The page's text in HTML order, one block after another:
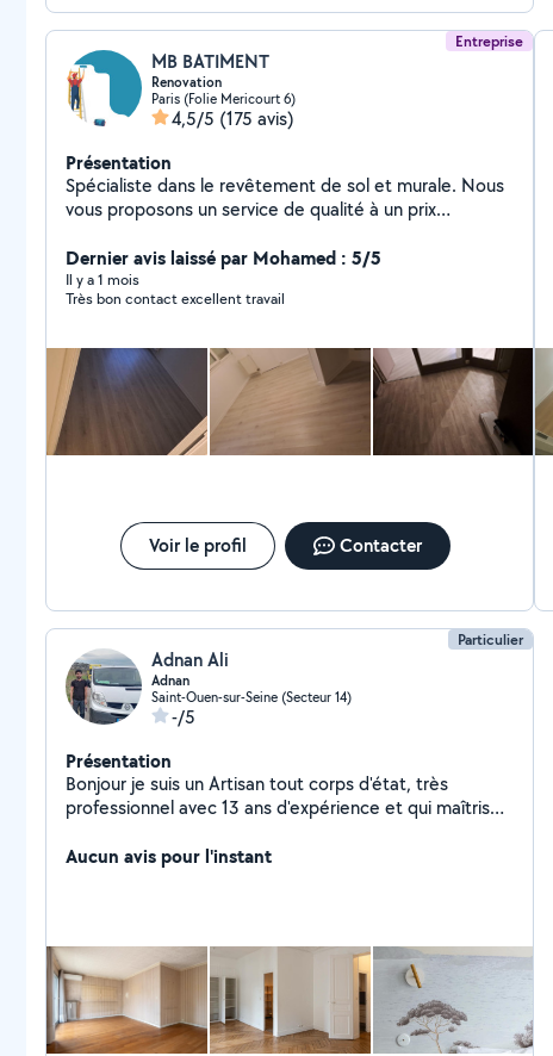
Entreprise
MB BATIMENT
Renovation
Paris (Folie Mericourt 6)
4,5/5 (175 avis)
Présentation
Spécialiste dans le revêtement de sol et murale. Nous
vous proposons un service de qualité à un prix
Dernier avis laissé par Mohamed : 5/5
Il y a 1 mois
Très bon contact excellent travail
Voir le profil Contacter
Particulier
Adnan Ali
Adnan
Saint-Ouen-sur-Seine (Secteur 14)
-/5
Présentation
Bonjour je suis un Artisan tout corps d'état, très
professionnel avec 13 ans d'expérience et qui maîtrise
tous Enduit, ponçage et peindre tous supports Pose de
Aucun avis pour l'instant